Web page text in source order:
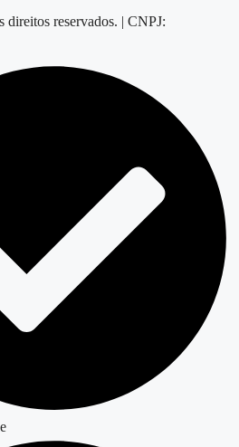
reservados. | CNPJ: